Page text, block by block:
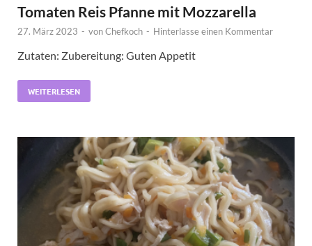
Tomaten Reis Pfanne mit Mozzarella
27. März 2023 - vonChefkoch - Hinterlasse einen Kommentar
Zutaten: Zubereitung: Guten Appetit
WEITERLESEN